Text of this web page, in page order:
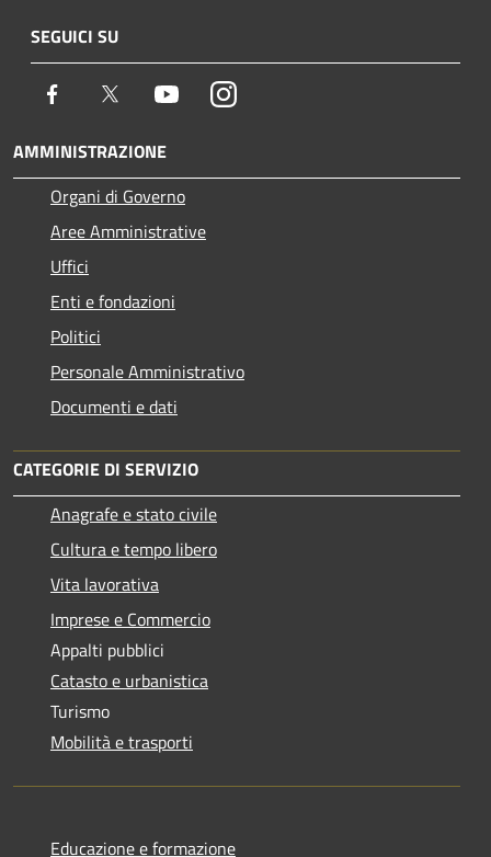
SEGUICI SU
Facebook Twitter YoutubeInstagram
AMMINISTRAZIONE
Organi di Governo
Aree Amministrative
Uffici
Enti e fondazioni
Politici
Personale Amministrativo
Documenti e dati
CATEGORIE DI SERVIZIO
Anagrafe e stato civile
Cultura e tempo libero
Vita lavorativa
Imprese e Commercio
Appalti pubblici
Catasto e urbanistica
Turismo
Mobilità e trasporti
Educazione e formazione